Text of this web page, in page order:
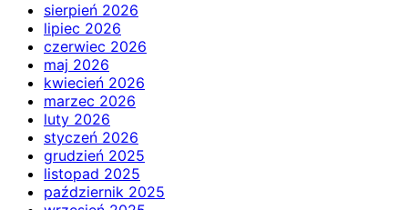
sierpień 2026
lipiec 2026
czerwiec 2026
maj 2026
kwiecień 2026
marzec 2026
luty 2026
styczeń 2026
grudzień 2025
listopad 2025
październik 2025